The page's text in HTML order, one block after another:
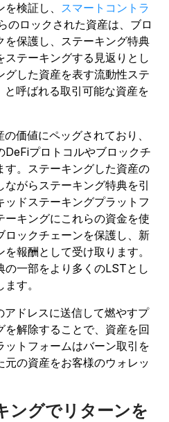
検証し、 スマートコントラ
のロックされた資産は、ブロ
を保護し、ステーキング特典
ステーキングする見返りとし
した資産を表す流動性ステ
呼ばれる取引可能な資産を
価値にペッグされており、
プロトコルやブロックチ
す。ステーキングした資産の
がらステーキング特典を引
ッドステーキングプラットフ
ーキングにこれらの資金を使
ックチェーンを保護し、新
報酬として受け取ります。
の一部をより多くのLSTとし
す。
ドレスに送信して燃やすプ
を解除することで、資産を回
ットフォームはバーン取引を
の資産をお客様のウォレッ
ングでリターンを